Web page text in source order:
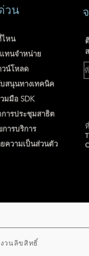
วน
หน
ทนจำหน่าย
น์โหลด
สนุนทางเทคนิค
มมือ SDK
ารประชุมสาธิต
การบริการ
ความเป็นส่วนตัว
วนลิขสิทธิ์